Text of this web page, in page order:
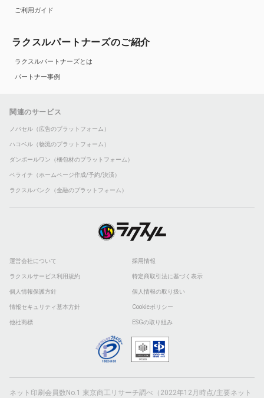
ご利用ガイド
ラクスルパートナーズのご紹介
ラクスルパートナーズとは
パートナー事例
関連のサービス
ノバセル（広告のプラットフォーム）
ハコベル（物流のプラットフォーム）
ダンボールワン（梱包材のプラットフォーム）
ペライチ（ホームページ作成/予約/決済）
ラクスルバンク（金融のプラットフォーム）
運営会社について 採用情報
ラクスルサービス利用規約 特定商取引法に基づく表示
個人情報保護方針 個人情報の取り扱い
情報セキュリティ基本方針 Cookieポリシー
他社商標 ESGの取り組み
ネット印刷会員数No.1 東京商工リサーチ調べ（2022年12月時点/主要ネット